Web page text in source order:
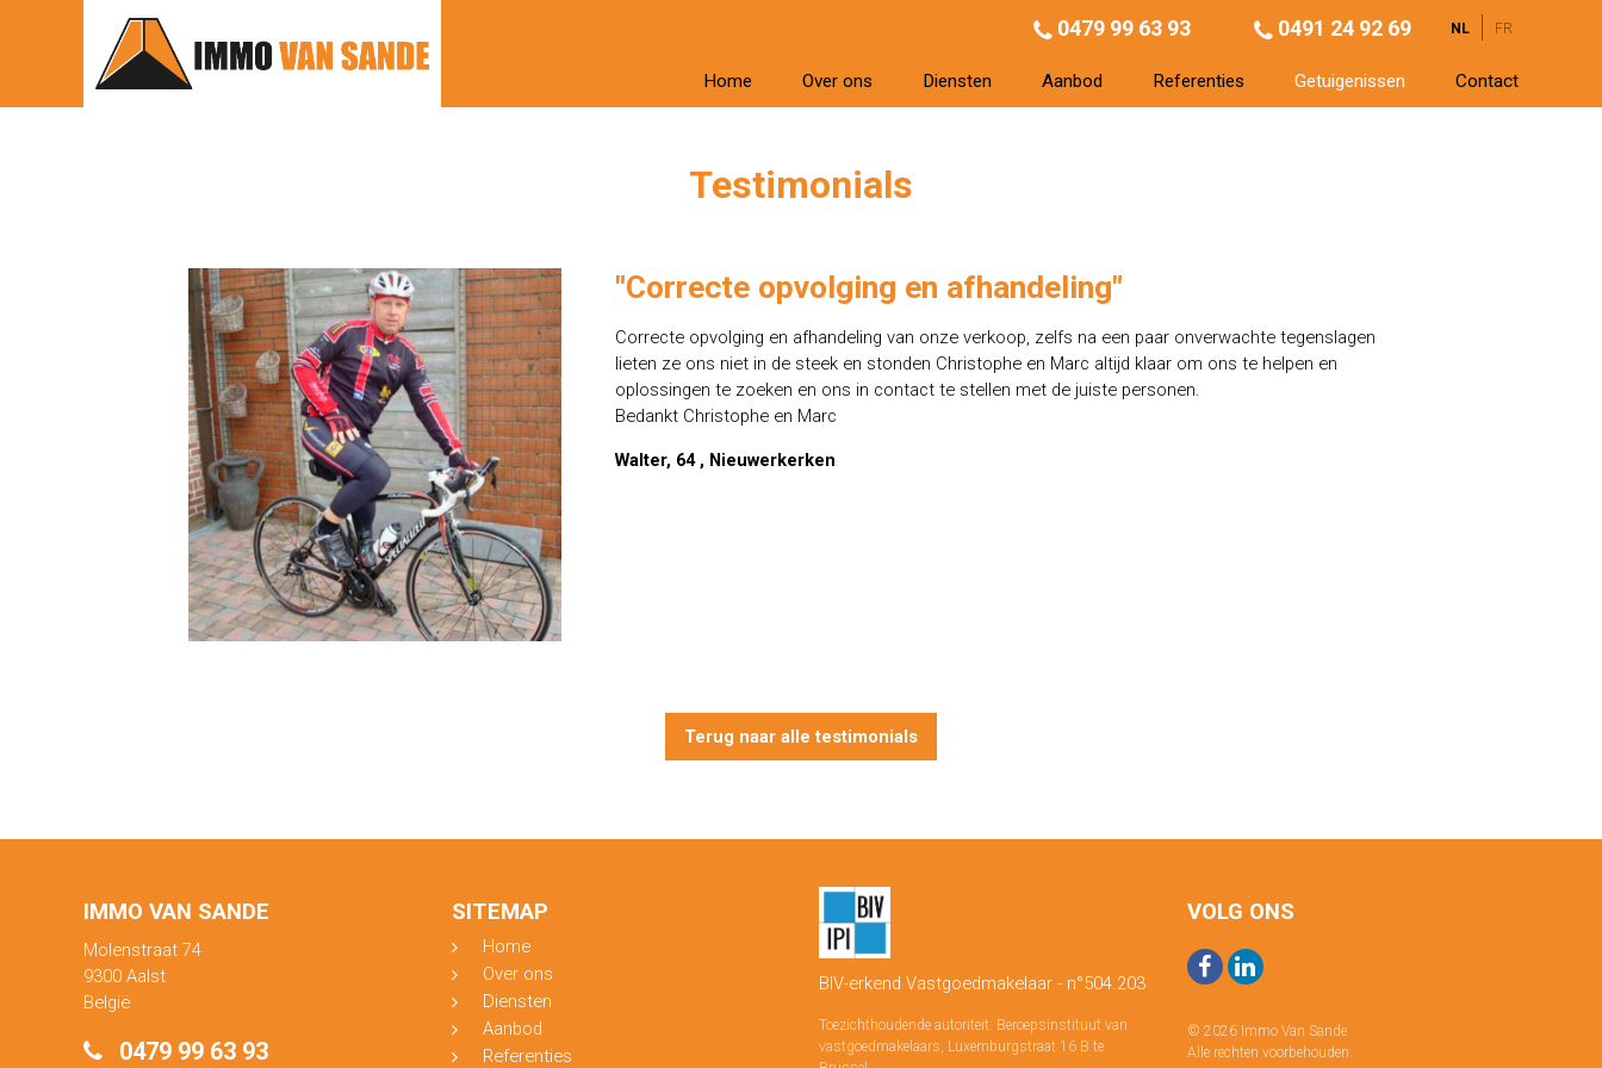
0479 99 63 93 0491 24 92 69 NL FR
Home Over ons Diensten Aanbod Referenties Getuigenissen Contact
Testimonials
"Correcte opvolging en afhandeling"
Correcte opvolging en afhandeling van onze verkoop, zelfs na een paar onverwachte tegenslagen
lieten ze ons niet in de steek en stonden Christophe en Marc altijd klaar om ons te helpen en
oplossingen te zoeken en ons in contact te stellen met de juiste personen.
Bedankt Christophe en Marc
Walter, 64 , Nieuwerkerken
Terug naar alle testimonials
IMMO VAN SANDE
Molenstraat 74
9300 Aalst
België
0479 99 63 93
SITEMAP
Home
Over ons
Diensten
Aanbod
Referenties
BIV-erkend Vastgoedmakelaar - n°504.203
Toezichthoudende autoriteit: Beroepsinstituut van
vastgoedmakelaars, Luxemburgstraat 16 B te
VOLG ONS
© 2026 Immo Van Sande
Alle rechten voorbehouden.